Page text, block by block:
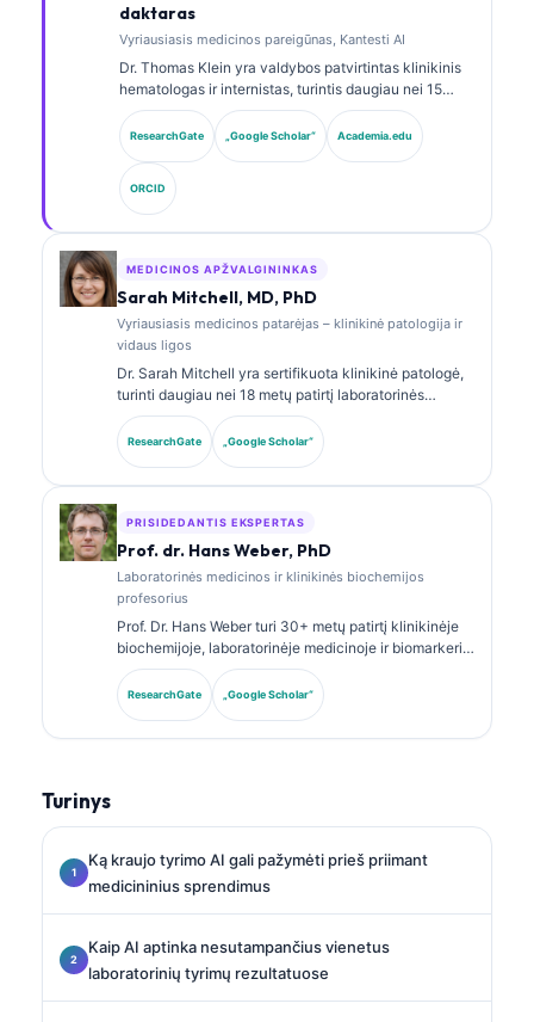
daktaras
Vyriausiasis medicinos pareigūnas, Kantesti AI
Dr. Thomas Klein yra valdybos patvirtintas klinikinis
hematologas ir internistas, turintis daugiau nei 15
metų patirtį laboratorinės medicinos ir AI pagalba
atliekamos klinikinės analizės srityse. Būdamas
Kantesti AI vyriausiuoju medicinos pareigūnu, jis
užtikrina klinikinę nuosavo neuroninio tinklo
medicininio tikslumo priežiūrą. Dr. Klein yra plačiai
publikavęs biomarkerių interpretavimo ir
laboratorinės diagnostikos laboratorinės medicinos
ResearchGate „Google Scholar“ Academia.edu
ORCID
MEDICINOS APŽVALGININKAS
Sarah Mitchell, MD, PhD
Vyriausiasis medicinos patarėjas – klinikinė patologija ir
vidaus ligos
Dr. Sarah Mitchell yra sertifikuota klinikinė patologė,
turinti daugiau nei 18 metų patirtį laboratorinės
medicinos ir diagnostinės analizės srityje. Ji turi
klinikinės chemijos specializacijos sertifikatus ir
plačiai publikavo biomarkerių panelių bei
ResearchGate „Google Scholar“
PRISIDEDANTIS EKSPERTAS
Prof. dr. Hans Weber, PhD
Laboratorinės medicinos ir klinikinės biochemijos
profesorius
Prof. Dr. Hans Weber turi 30+ metų patirtį klinikinėje
biochemijoje, laboratorinėje medicinoje ir biomarkerių
tyrimuose. Buvęs Vokietijos klinikinės chemijos
draugijos prezidentas, jis specializuojasi diagnostinių
panelių analizėje, biomarkerių standartizavime ir AI
ResearchGate „Google Scholar“
Turinys
Ką kraujo tyrimo AI gali pažymėti prieš priimant
medicininius sprendimus
Kaip AI aptinka nesutampančius vienetus
laboratorinių tyrimų rezultatuose